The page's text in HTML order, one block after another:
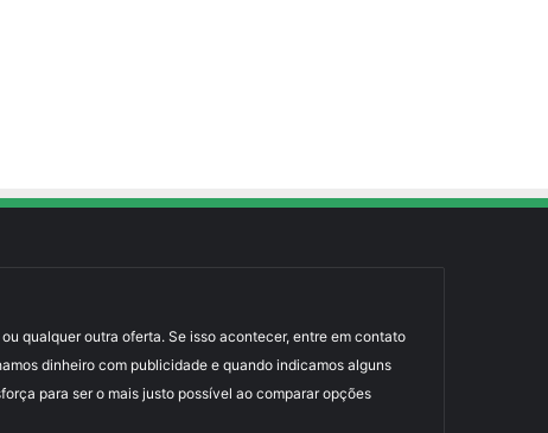
qualquer outra oferta. Se isso acontecer, entre em contato
dinheiro com publicidade e quando indicamos alguns
para ser o mais justo possível ao comparar opções